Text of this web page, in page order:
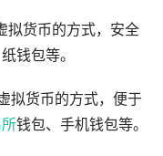
拟货币的方式，安全
钱包等。
拟货币的方式，便于
钱包、手机钱包等。